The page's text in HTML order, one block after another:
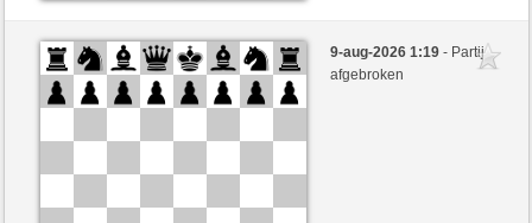
Zwart
immerwinner (1647)
Wit
Lavalangaperfetta (1585)
9-aug-2026 1:19- Partij
afgebroken